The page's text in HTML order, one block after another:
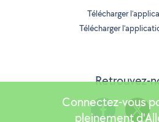
Retrouvez-
Télécharger
Télécharger
Connectez-vous
pleinement